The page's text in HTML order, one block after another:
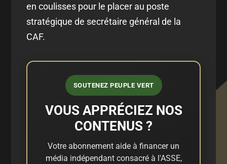
en coulisses pour le placer au poste
stratégique de secrétaire général de la
CAF.
SOUTENEZ PEUPLE VERT
VOUS APPRÉCIEZ NOS
CONTENUS ?
Votre abonnement aide à financer un
média indépendant consacré à l'ASSE,